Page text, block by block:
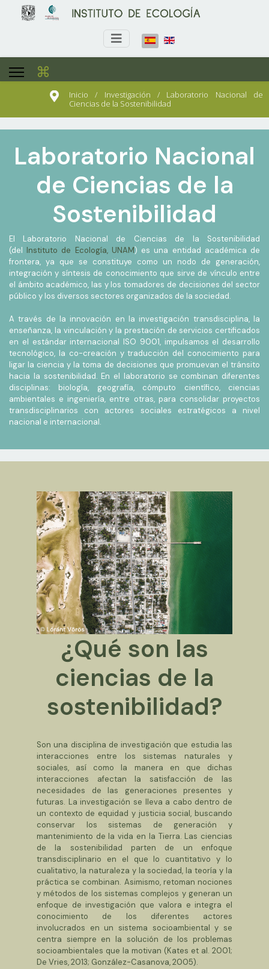
⌘
Inicio / Investigación / Laboratorio Nacional de
Ciencias de la Sostenibilidad
Laboratorio Nacional
de Ciencias de la
Sostenibilidad
El Laboratorio Nacional de Ciencias de la Sostenibilidad
(del Instituto de Ecología, UNAM) es una entidad académica de
frontera, ya que se constituye como un nodo de generación,
integración y síntesis de conocimiento que sirve de vínculo entre
el ámbito académico, las y los tomadores de decisiones del sector
público y los diversos sectores organizados de la sociedad.
A través de la innovación en la investigación transdisciplina, la
enseñanza, la vinculación y la prestación de servicios certificados
en el estándar internacional ISO 9001, impulsamos el desarrollo
tecnológico, la co-creación y traducción del conocimiento para
ligar la ciencia y la toma de decisiones que promuevan el tránsito
hacia la sostenibilidad. En el laboratorio se combinan diferentes
disciplinas: biología, geografía, cómputo científico, ciencias
ambientales e ingeniería, entre otras, para consolidar proyectos
transdisciplinarios con actores sociales estratégicos a nivel
nacional e internacional.
¿Qué son las
ciencias de la
sostenibilidad?
Son una disciplina de investigación que estudia las
interacciones entre los sistemas naturales y
sociales, así como la manera en que dichas
interacciones afectan la satisfacción de las
necesidades de las generaciones presentes y
futuras. La investigación se lleva a cabo dentro de
un contexto de equidad y justicia social, buscando
conservar los sistemas de generación y
mantenimiento de la vida en la Tierra. Las ciencias
de la sostenibilidad parten de un enfoque
transdisciplinario en el que lo cuantitativo y lo
cualitativo, la naturaleza y la sociedad, la teoría y la
práctica se combinan. Asimismo, retoman nociones
y métodos de los sistemas complejos y generan un
enfoque de investigación que valora e integra el
conocimiento de los diferentes actores
involucrados en un sistema socioambiental y se
centra siempre en la solución de los problemas
socioambientales que la motivan (Kates et al. 2001;
De Vries, 2013; González-Casanova, 2005).